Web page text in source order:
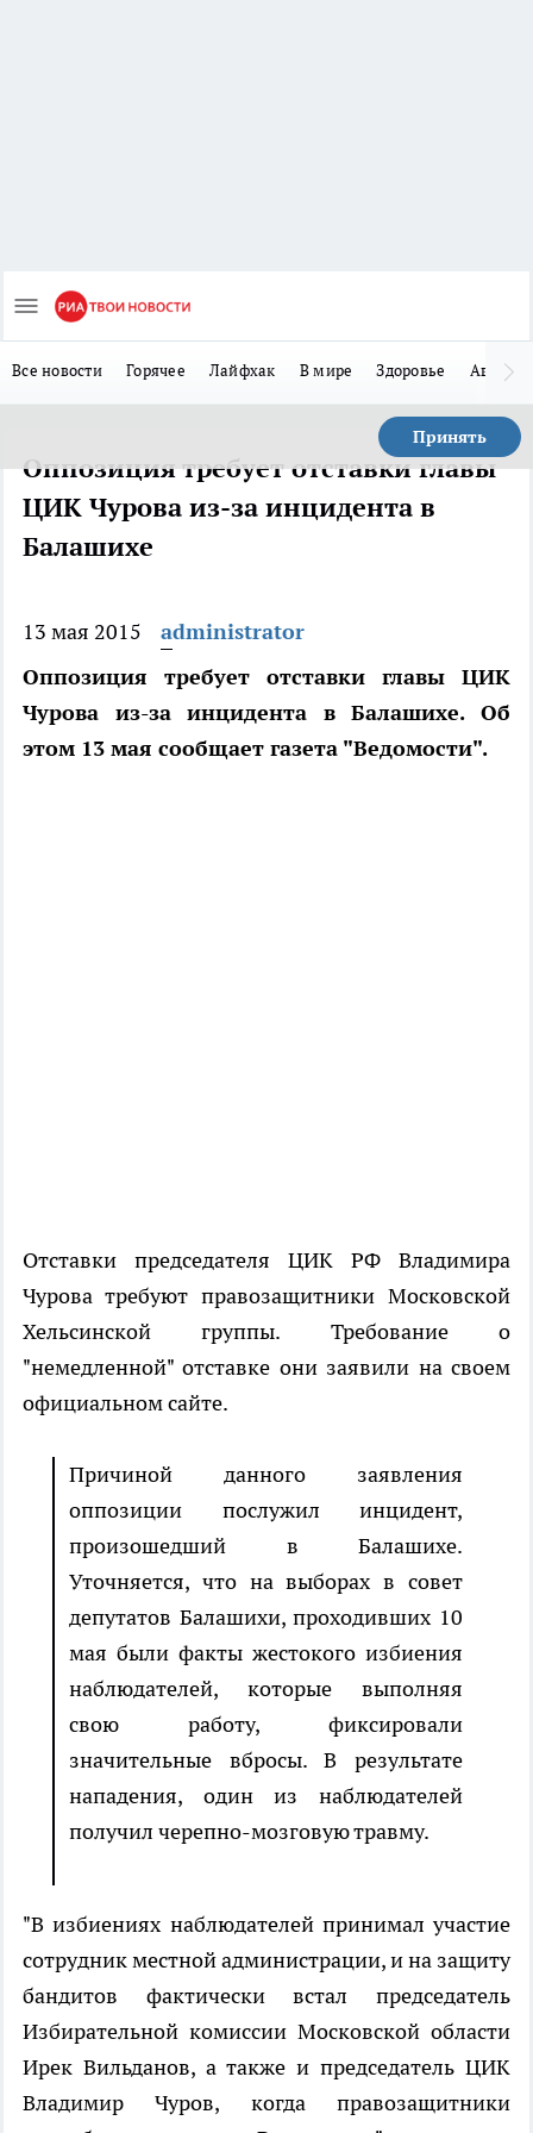
Все новости Горячее Лайфхак В мире Здоровье Авто
Принять
Оппозиция требует отставки главы
ЦИК Чурова из-за инцидента в
Балашихе
13 мая 2015
administrator
Оппозиция требует отставки главы ЦИК
Чурова из-за инцидента в Балашихе. Об
этом 13 мая сообщает газета "Ведомости".
Отставки председателя ЦИК РФ Владимира
Чурова требуют правозащитники Московской
Хельсинской группы. Требование о
"немедленной" отставке они заявили на своем
официальном сайте.
Причиной данного заявления
оппозиции послужил инцидент,
произошедший в Балашихе.
Уточняется, что на выборах в совет
депутатов Балашихи, проходивших 10
мая были факты жестокого избиения
наблюдателей, которые выполняя
свою работу, фиксировали
значительные вбросы. В результате
нападения, один из наблюдателей
получил черепно-мозговую травму.
"В избиениях наблюдателей принимал участие
сотрудник местной администрации, и на защиту
бандитов фактически встал председатель
Избирательной комиссии Московской области
Ирек Вильданов, а также и председатель ЦИК
Владимир Чуров, когда правозащитники